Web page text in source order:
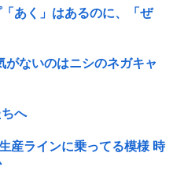
あく」はあるのに、「ぜ
がないのはニシのネガキャ
へ
産ラインに乗ってる模様 時